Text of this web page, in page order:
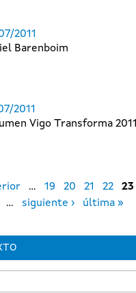
2011
Barenboim
2011
Vigo Transforma 2011
… 19 20 21 22 23
… siguiente › última »